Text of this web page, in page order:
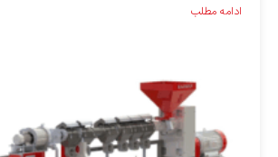
ادامه مطلب